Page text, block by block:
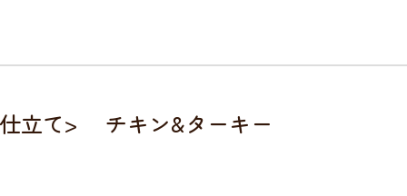
立て> チキン&ターキー